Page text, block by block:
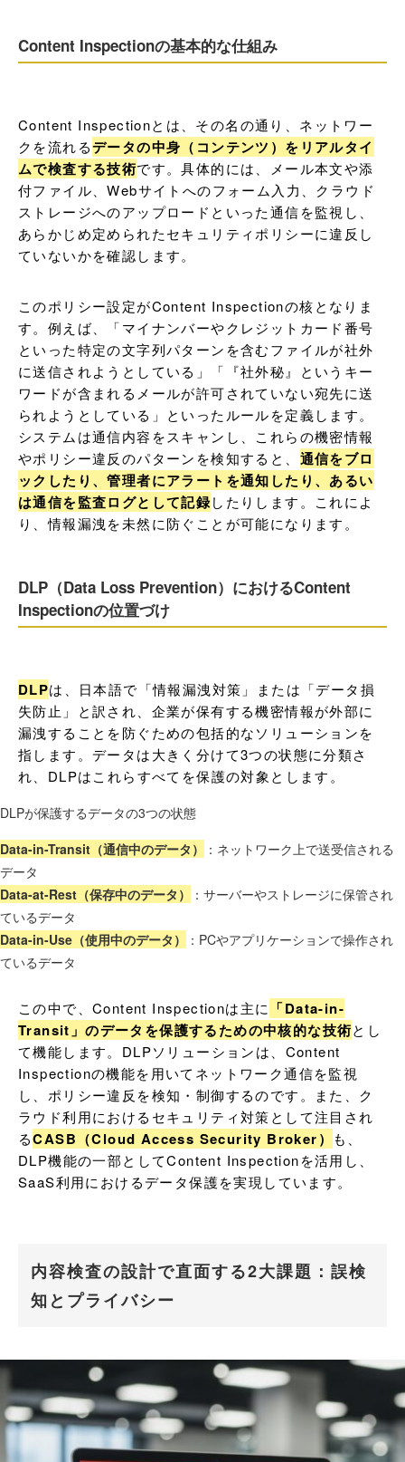
Content Inspectionの基本的な仕組み
Content Inspectionとは、その名の通り、ネットワー
クを流れるデータの中身（コンテンツ）をリアルタイ
ムで検査する技術です。具体的には、メール本文や添
付ファイル、Webサイトへのフォーム入力、クラウド
ストレージへのアップロードといった通信を監視し、
あらかじめ定められたセキュリティポリシーに違反し
ていないかを確認します。
このポリシー設定がContent Inspectionの核となりま
す。例えば、「マイナンバーやクレジットカード番号
といった特定の文字列パターンを含むファイルが社外
に送信されようとしている」「『社外秘』というキー
ワードが含まれるメールが許可されていない宛先に送
られようとしている」といったルールを定義します。
システムは通信内容をスキャンし、これらの機密情報
やポリシー違反のパターンを検知すると、 通信をブロ
ックしたり、管理者にアラートを通知したり、あるい
は通信を監査ログとして記録したりします。これによ
り、情報漏洩を未然に防ぐことが可能になります。
DLP（Data Loss Prevention）におけるContent
Inspectionの位置づけ
DLPは、日本語で「情報漏洩対策」または「データ損
失防止」と訳され、企業が保有する機密情報が外部に
漏洩することを防ぐための包括的なソリューションを
指します。データは大きく分けて3つの状態に分類さ
れ、DLPはこれらすべてを保護の対象とします。
DLPが保護するデータの3つの状態
Data-in-Transit（通信中のデータ）
：ネットワーク上で送受信される
データ
Data-at-Rest（保存中のデータ）
：サーバーやストレージに保管され
ているデータ
Data-in-Use（使用中のデータ）
：PCやアプリケーションで操作され
ているデータ
この中で、Content Inspectionは主に 「Data-in-
Transit」のデータを保護するための中核的な技術とし
て機能します。DLPソリューションは、Content
Inspectionの機能を用いてネットワーク通信を監視
し、ポリシー違反を検知・制御するのです。また、ク
ラウド利用におけるセキュリティ対策として注目され
るCASB（Cloud Access Security Broker） も、
DLP機能の一部としてContent Inspectionを活用し、
SaaS利用におけるデータ保護を実現しています。
内容検査の設計で直面する2大課題：誤検
知とプライバシー